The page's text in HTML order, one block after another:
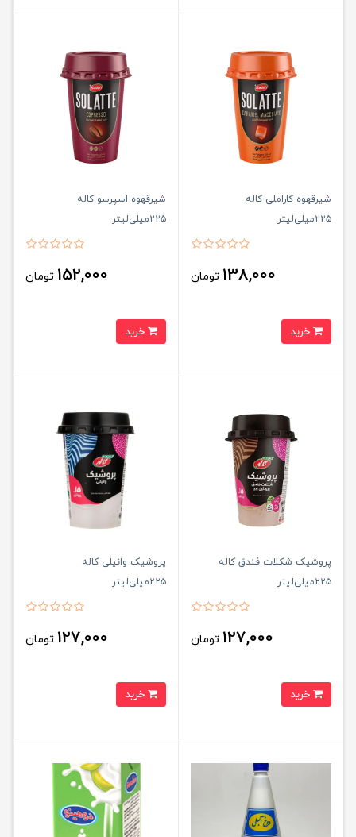
شیرقهوه کاراملی کاله
۲۲۵میلی‌لیتر
138,000 تومان
شیرقهوه اسپرسو کاله
۲۲۵میلی‌لیتر
152,000 تومان
پروشیک شکلات فندق کاله
۲۲۵میلی‌لیتر
127,000 تومان
پرو‌شیک وانیلی کاله
۲۲۵میلی‌لیتر
127,000 تومان